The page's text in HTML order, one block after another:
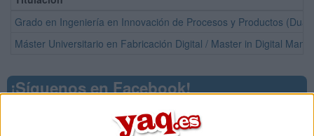
Grado en Ingeniería en Innovación de Procesos y Productos (Dual)
Máster Universitario en Fabricación Digital / Master in Digital
¡Síguenos en Facebook!